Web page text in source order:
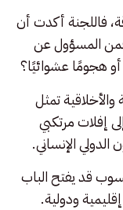
فاللجنة أكدت أن
المسؤول عن
هجومًا عشوائيًا؟
تمثل
إفلات مرتكبي
الإنساني.
قد يفتح الباب
ودولية.